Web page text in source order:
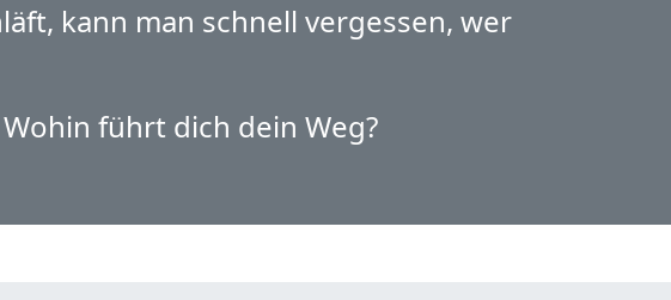
kann man schnell vergessen, wer
führt dich dein Weg?